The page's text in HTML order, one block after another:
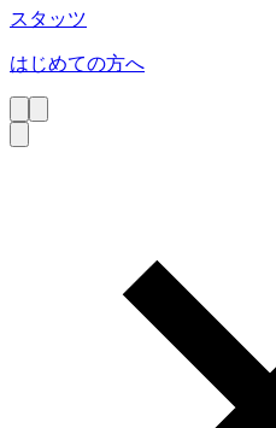
スタッツ
はじめての方へ